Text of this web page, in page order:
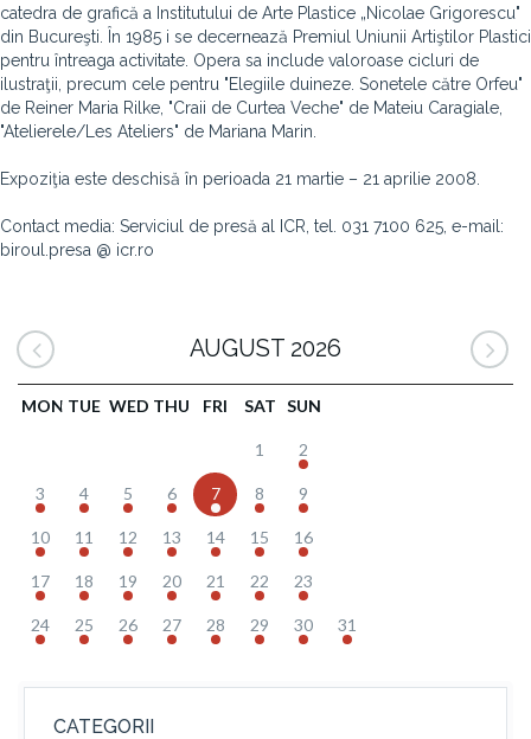
catedra de grafică a Institutului de Arte Plastice „Nicolae Grigorescu"
din Bucureşti. În 1985 i se decernează Premiul Uniunii Artiştilor Plastici
pentru întreaga activitate. Opera sa include valoroase cicluri de
ilustraţii, precum cele pentru "Elegiile duineze. Sonetele către Orfeu"
de Reiner Maria Rilke, "Craii de Curtea Veche" de Mateiu Caragiale,
"Atelierele/Les Ateliers" de Mariana Marin.
Expoziţia este deschisă în perioada 21 martie – 21 aprilie 2008.
Contact media: Serviciul de presă al ICR, tel. 031 7100 625, e-mail:
biroul.presa @ icr.ro
AUGUST 2026
MON TUE WED THU FRI SAT SUN
1 2
3 4 5 6 7 8 9
10 11 12 13 14 15 16
17 18 19 20 21 22 23
24 25 26 27 28 29 30 31
CATEGORII